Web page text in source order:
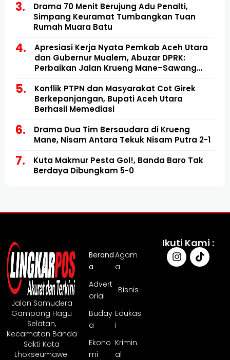
Drama 70 Menit Berujung Adu Penalti,
Simpang Keuramat Tumbangkan Tuan
Rumah Muara Batu
Apresiasi Kerja Nyata Pemkab Aceh Utara
dan Gubernur Mualem, Abuzar DPRK:
Perbaikan Jalan Krueng Mane–Sawang
Konflik PTPN dan Masyarakat Cot Girek
Berkepanjangan, Bupati Aceh Utara
Berhasil Memediasi
Drama Dua Tim Bersaudara di Krueng
Mane, Nisam Antara Tekuk Nisam Putra 2-1
Kuta Makmur Pesta Gol!, Banda Baro Tak
Berdaya Dibungkam 5-0
Jalan Samudera
Gampong Hagu
Selatan,
Kecamatan Banda
Sakti Kota
Lhokseumawe.
Berand
a
Agam
a
Advert
orial
Bisnis
Buday
a
Edukas
i
Ekono
mi
Krimin
al
Ikuti Kami :